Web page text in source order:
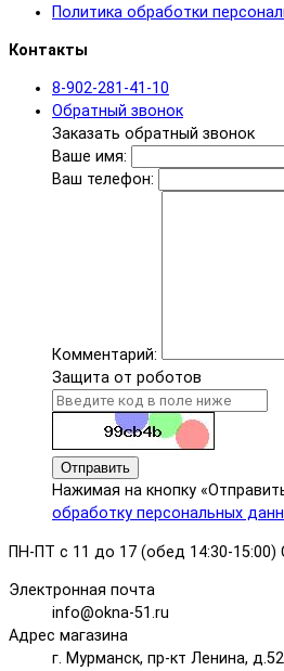
Политика обработки
Контакты
8-902-281-41-10
Обратный звонок
Заказать обратный звонок
Ваше имя:
Ваш телефон:
Комментарий:
Защита от роботов
Отправить
Нажимая на кнопку
обработку персональных
ПН-ПТ с 11 до 17 (обед 14:30-15:00)
Электронная почта
info@okna-51.ru
Адрес магазина
г. Мурманск, пр-кт Ленина,